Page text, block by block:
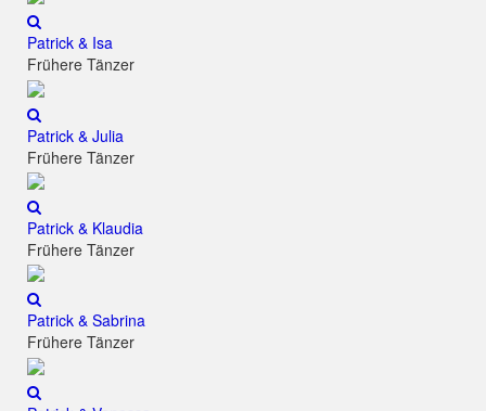
Patrick & Isa
Frühere Tänzer
Patrick & Julia
Frühere Tänzer
Patrick & Klaudia
Frühere Tänzer
Patrick & Sabrina
Frühere Tänzer